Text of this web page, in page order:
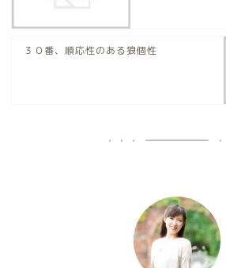
３０番、順応性のある狼個性